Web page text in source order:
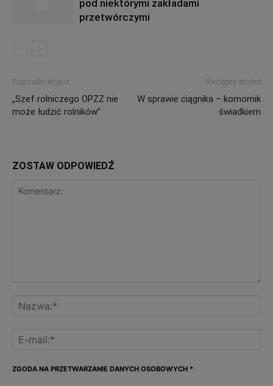
pod niektórymi zakładami
przetwórczymi
Poprzedni artykuł
„Szef rolniczego OPZZ nie
może łudzić rolników”
Następny artykuł
W sprawie ciągnika – komornik
świadkiem
ZOSTAW ODPOWIEDŹ
ZGODA NA PRZETWARZANIE DANYCH OSOBOWYCH *